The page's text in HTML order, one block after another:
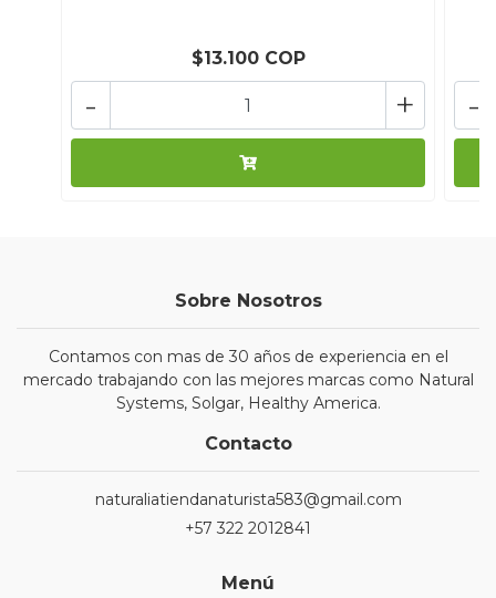
$13.100 COP
+
- -
Sobre Nosotros
Contamos con mas de 30 años de experiencia en el
mercado trabajando con las mejores marcas como Natural
Systems, Solgar, Healthy America.
Contacto
naturaliatiendanaturista583@gmail.com
+57 322 2012841
Menú